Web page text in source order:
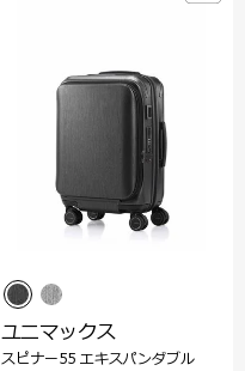
ユニマックス
スピナー55 エキスパンダブル